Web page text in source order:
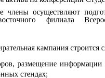
члены осуществляют
филиала
кампания строится
размещение
стендах;